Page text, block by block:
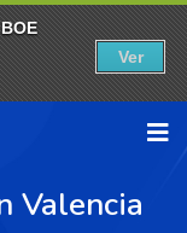
Valencia
Ver